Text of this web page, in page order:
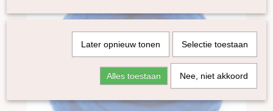
Later opnieuw tonen Selectie toestaan
Alles toestaan Nee, niet akkoord